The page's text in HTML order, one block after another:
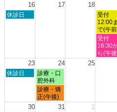
8
月
8
月
12th
2026
16 17 18
日
2026
休診日
水
曜
日,
8
月
19th
2026
受付
12:00ま
で(午
水
曜
日,
8
受付
16:30
ら(午
23 24 25
日
月
休診日
月
曜
日,
8
月
診療・口
腔外科
月
曜
日,
診療・矯
正(午後)
30 31 1